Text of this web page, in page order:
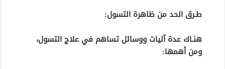
طـرق الحد من ظاهرة التسول:
هنـاك عدة آليات ووسائل تساهم في علاج التسول،
ومن أهمها: